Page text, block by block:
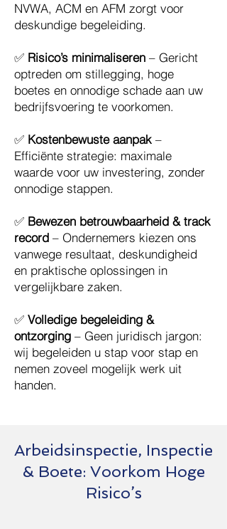
NVWA, ACM en AFM zorgt voor
deskundige begeleiding.
✅ Risico’s minimaliseren – Gericht
optreden om stillegging, hoge
boetes en onnodige schade aan uw
bedrijfsvoering te voorkomen.
✅ Kostenbewuste aanpak –
Efficiënte strategie: maximale
waarde voor uw investering, zonder
onnodige stappen.
✅ Bewezen betrouwbaarheid & track
record – Ondernemers kiezen ons
vanwege resultaat, deskundigheid
en praktische oplossingen in
vergelijkbare zaken.
✅ Volledige begeleiding &
ontzorging – Geen juridisch jargon:
wij begeleiden u stap voor stap en
nemen zoveel mogelijk werk uit
handen.
Arbeidsinspectie, Inspectie
& Boete: Voorkom Hoge
Risico’s